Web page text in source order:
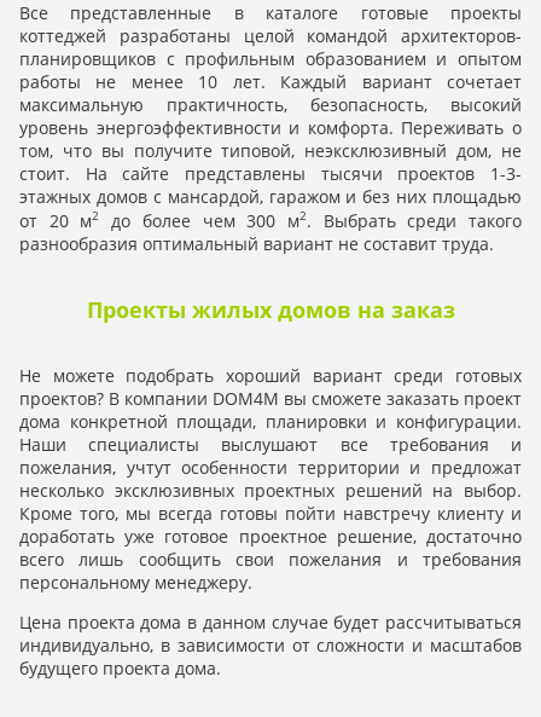
Все представленные в каталоге готовые проекты
коттеджей разработаны целой командой архитекторов-
планировщиков с профильным образованием и опытом
работы не менее 10 лет. Каждый вариант сочетает
максимальную практичность, безопасность, высокий
уровень энергоэффективности и комфорта. Переживать о
том, что вы получите типовой, неэксклюзивный дом, не
стоит. На сайте представлены тысячи проектов 1-3-
этажных домов с мансардой, гаражом и без них площадью
от 20 м2 до более чем 300 м2. Выбрать среди такого
разнообразия оптимальный вариант не составит труда.
Проекты жилых домов на заказ
Не можете подобрать хороший вариант среди готовых
проектов? В компании DOM4M вы сможете заказать проект
дома конкретной площади, планировки и конфигурации.
Наши специалисты выслушают все требования и
пожелания, учтут особенности территории и предложат
несколько эксклюзивных проектных решений на выбор.
Кроме того, мы всегда готовы пойти навстречу клиенту и
доработать уже готовое проектное решение, достаточно
всего лишь сообщить свои пожелания и требования
персональному менеджеру.
Цена проекта дома в данном случае будет рассчитываться
индивидуально, в зависимости от сложности и масштабов
будущего проекта дома.